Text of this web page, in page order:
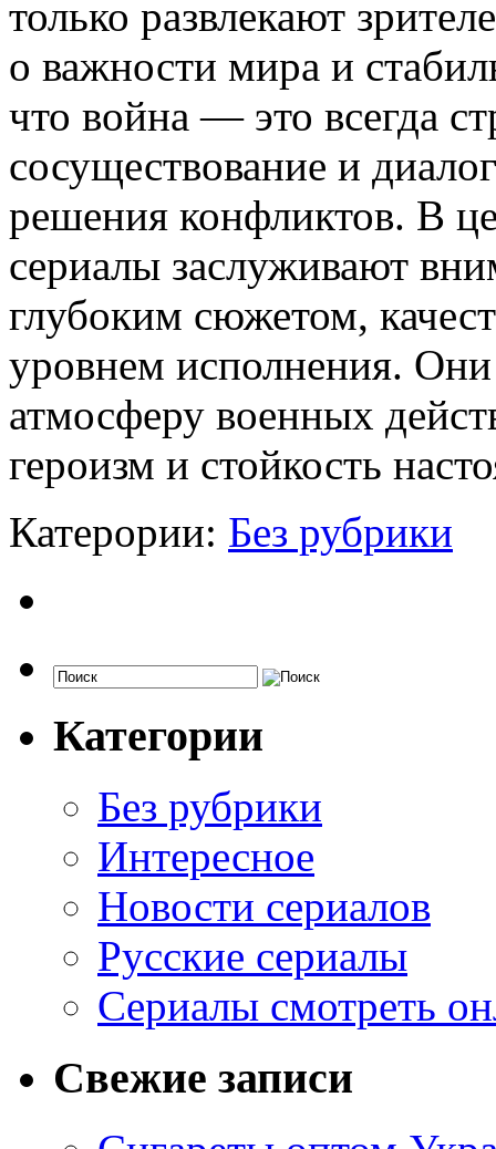
только развлекают
о важности мира и
что война — это всегда
сосуществование и
решения конфликтов. В
сериалы заслуживают
глубоким сюжетом,
уровнем исполнения.
атмосферу военных
героизм и стойкость
Катерории: Без рубрики
Категории
Без рубрики
Интересное
Новости сериалов
Русские сериалы
Сериалы смотреть
Свежие записи